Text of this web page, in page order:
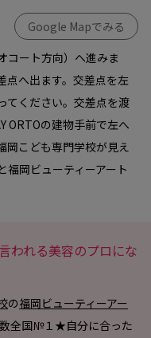
Google Mapでみる
コート方向）へ進みま
点へ出ます。交差点を左
てください。交差点を渡
ORTOの建物手前で左へ
岡こども専門学校が見え
福岡ビューティーアート
われる美容のプロにな
の福岡ビューティーアー
全国№１★自分に合った